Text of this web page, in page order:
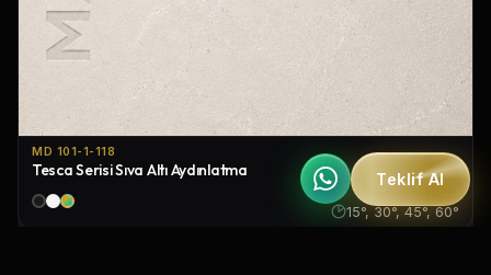
MD 101-1-118
Tesca Serisi Sıva Altı Aydınlatma
IP20
15°, 30°, 45°, 60°
Teklif Al